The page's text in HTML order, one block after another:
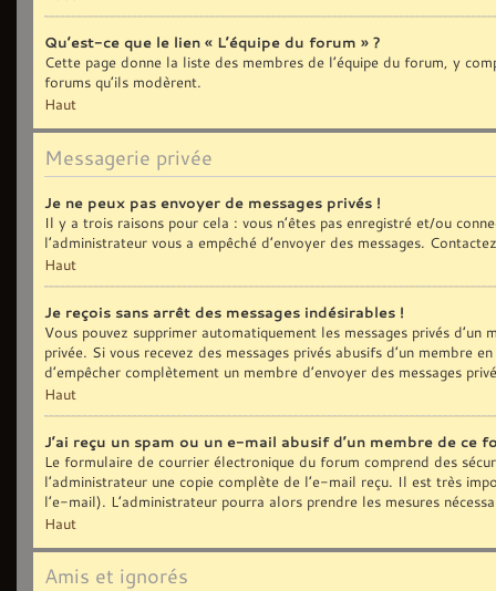
Qu’est-ce que le lien « L’équipe du forum » ?
Cette page donne la liste des membres de l’équipe du forum, y
forums qu’ils modèrent.
Haut
Messagerie privée
Je ne peux pas envoyer de messages privés !
Il y a trois raisons pour cela : vous n’êtes pas enregistré et/ou
l’administrateur vous a empêché d’envoyer des messages.
Haut
Je reçois sans arrêt des messages indésirables !
Vous pouvez supprimer automatiquement les messages privés
privée. Si vous recevez des messages privés abusifs d’un
d’empêcher complètement un membre d’envoyer des messages
Haut
J’ai reçu un spam ou un e-mail abusif d’un membre de ce
Le formulaire de courrier électronique du forum comprend des
l’administrateur une copie complète de l’e-mail reçu. Il est très
l’e-mail). L’administrateur pourra alors prendre les mesures
Haut
Amis et ignorés